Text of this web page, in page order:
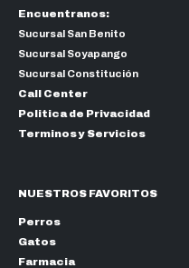
Encuentranos:
Sucursal San Benito
Sucursal Soyapango
Sucursal Constitución
Call Center
Politica de Privacidad
Terminos y Servicios
NUESTROS FAVORITOS
Perros
Gatos
Farmacia